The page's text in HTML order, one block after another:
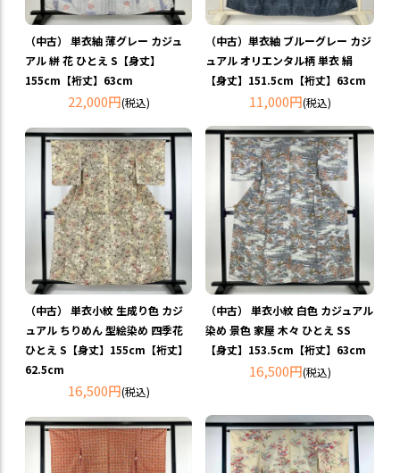
（中古） 単衣紬 薄グレー カジュ
アル 絣 花 ひとえ S【身丈】
155cm【裄丈】63cm
22,000円(税込)
（中古）単衣紬 ブルーグレー カジ
ュアル オリエンタル柄 単衣 絹
【身丈】151.5cm【裄丈】63cm
11,000円(税込)
（中古） 単衣小紋 生成り色 カジ
ュアル ちりめん 型絵染め 四季花
ひとえ S【身丈】155cm【裄丈】
62.5cm
16,500円(税込)
（中古） 単衣小紋 白色 カジュアル
染め 景色 家屋 木々 ひとえ SS
【身丈】153.5cm【裄丈】63cm
16,500円(税込)